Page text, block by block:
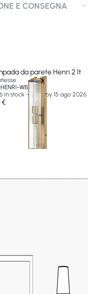
E CONSEGNA
da parete Henri 2 lt
WB2-HB
In stock - Ships by 15 ago 2026
€